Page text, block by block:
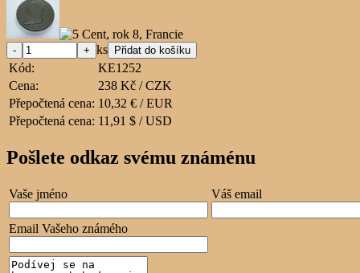
ks
Kód:
KE1252
Cena:
238 Kč / CZK
Přepočtená cena: 10,32 € / EUR
Přepočtená cena: 11,91 $ / USD
Pošlete odkaz svému známénu
Vaše jméno Váš email
Email Vašeho známého